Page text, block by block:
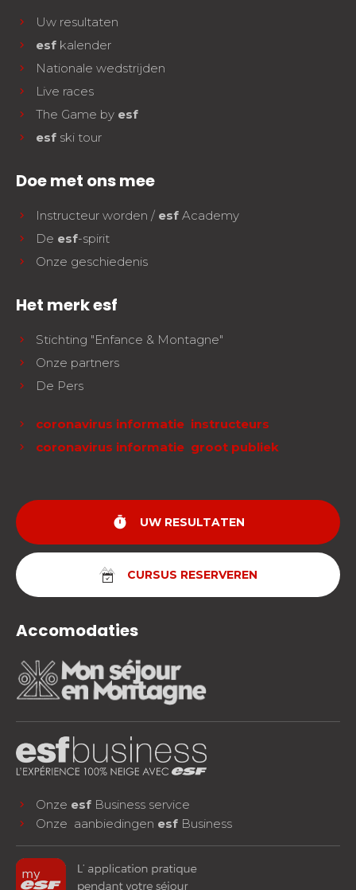
Uw resultaten
esf kalender
Nationale wedstrijden
Live races
The Game by esf
esf ski tour
Doe met ons mee
Instructeur worden / esf Academy
De esf-spirit
Onze geschiedenis
Het merk esf
Stichting "Enfance & Montagne"
Onze partners
De Pers
coronavirus informatie instructeurs
coronavirus informatie groot publiek
timer UW RESULTATEN
CURSUS RESERVEREN
Accomodaties
Onze esf Business service
Onze aanbiedingen esf Business